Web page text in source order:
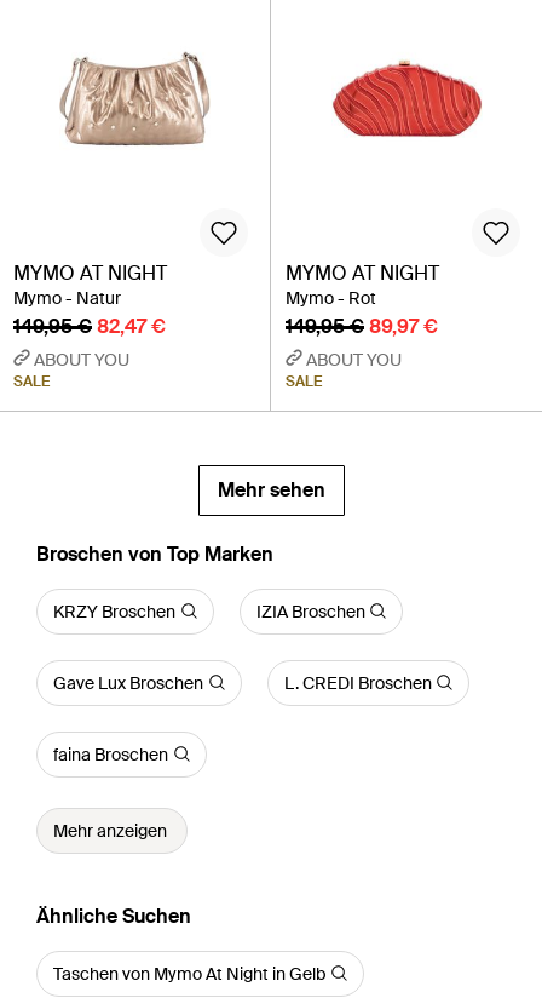
MYMO AT NIGHT
Mymo - Natur
149,95 €82,47 €
ABOUT YOU
SALE
MYMO AT NIGHT
Mymo - Rot
149,95 €89,97 €
ABOUT YOU
SALE
Mehr sehen
Broschen von Top Marken
KRZY Broschen IZIA Broschen
Gave Lux Broschen L. CREDI Broschen
faina Broschen
Mehr anzeigen
Ähnliche Suchen
Taschen von Mymo At Night in Gelb